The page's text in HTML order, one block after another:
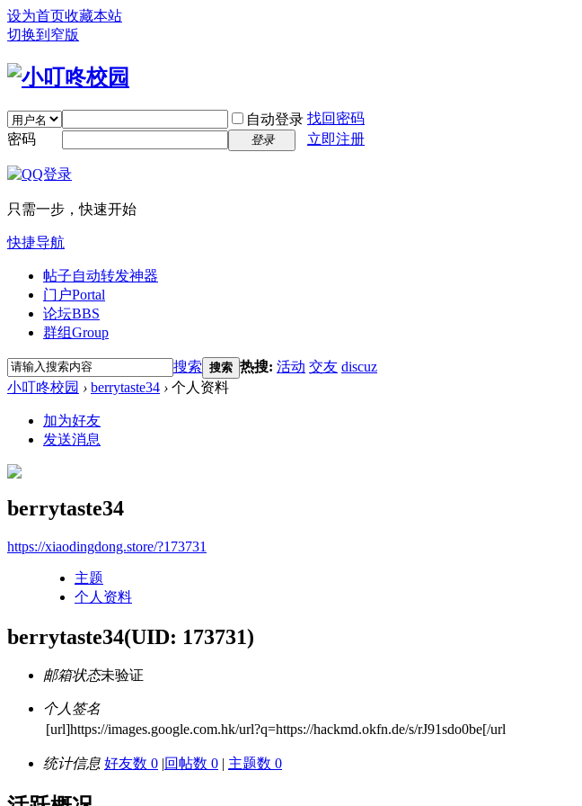
设为首页收藏本站
切换到窄版
自动登录 找回密码
密码
登录 立即注册
只需一步，快速开始
快捷导航
帖子自动转发神器
门户Portal
论坛BBS
群组Group
搜索 搜索 热搜: 活动 交友 discuz
小叮咚校园 › berrytaste34 › 个人资料
加为好友
发送消息
berrytaste34
https://xiaodingdong.store/?173731
主题
个人资料
berrytaste34(UID: 173731)
邮箱状态未验证
个人签名
[url]https://images.google.com.hk/url?q=https://hackmd.okfn.de/s/rJ91sdo0be[/url
统计信息 好友数 0 |回帖数 0 | 主题数 0